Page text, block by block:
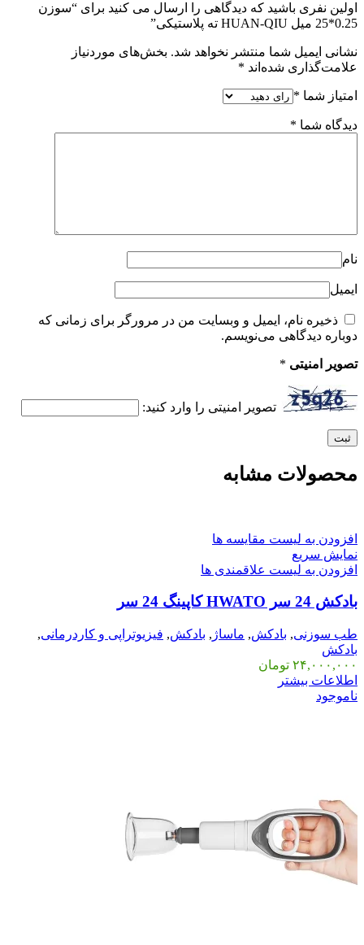
اولین نفری باشید که دیدگاهی را ارسال می کنید برای “سوزن
0.25*25 میل HUAN-QIU ته پلاستیکی”
نشانی ایمیل شما منتشر نخواهد شد. بخش‌های موردنیاز
علامت‌گذاری شده‌اند *
امتیاز شما *
دیدگاه شما *
نام
ایمیل
ذخیره نام، ایمیل و وبسایت من در مرورگر برای زمانی که
دوباره دیدگاهی می‌نویسم.
تصویر امنیتی *
تصویر امنیتی را وارد کنید:
محصولات مشابه
افزودن به لیست مقایسه ها
نمایش سریع
افزودن به لیست علاقمندی ها
بادکش 24 سر HWATO کاپینگ 24 سر
طب سوزنی, بادکش, ماساژ , بادکش, فیزیوتراپی و کاردرمانی,
بادکش
۲۴,۰۰۰,۰۰۰ تومان
اطلاعات بیشتر
ناموجود